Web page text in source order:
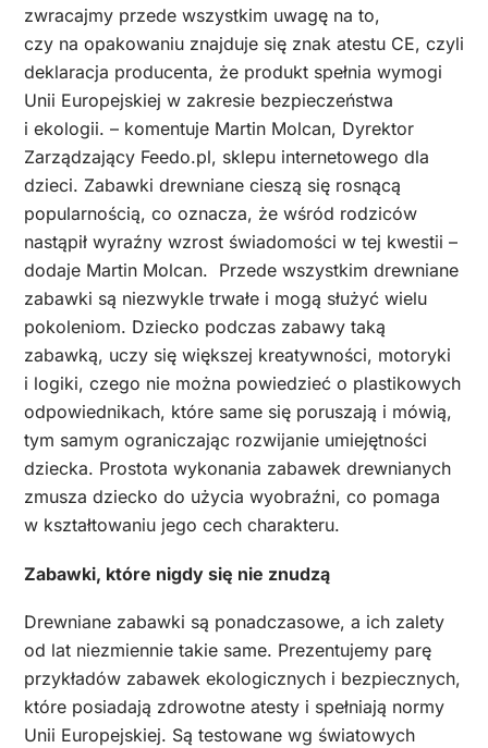
zwracajmy przede wszystkim uwagę na to,
czy na opakowaniu znajduje się znak atestu CE, czyli
deklaracja producenta, że produkt spełnia wymogi
Unii Europejskiej w zakresie bezpieczeństwa
i ekologii. – komentuje Martin Molcan, Dyrektor
Zarządzający Feedo.pl, sklepu internetowego dla
dzieci. Zabawki drewniane cieszą się rosnącą
popularnością, co oznacza, że wśród rodziców
nastąpił wyraźny wzrost świadomości w tej kwestii –
dodaje Martin Molcan. Przede wszystkim drewniane
zabawki są niezwykle trwałe i mogą służyć wielu
pokoleniom. Dziecko podczas zabawy taką
zabawką, uczy się większej kreatywności, motoryki
i logiki, czego nie można powiedzieć o plastikowych
odpowiednikach, które same się poruszają i mówią,
tym samym ograniczając rozwijanie umiejętności
dziecka. Prostota wykonania zabawek drewnianych
zmusza dziecko do użycia wyobraźni, co pomaga
w kształtowaniu jego cech charakteru.
Zabawki, które nigdy się nie znudzą
Drewniane zabawki są ponadczasowe, a ich zalety
od lat niezmiennie takie same. Prezentujemy parę
przykładów zabawek ekologicznych i bezpiecznych,
które posiadają zdrowotne atesty i spełniają normy
Unii Europejskiej. Są testowane wg światowych